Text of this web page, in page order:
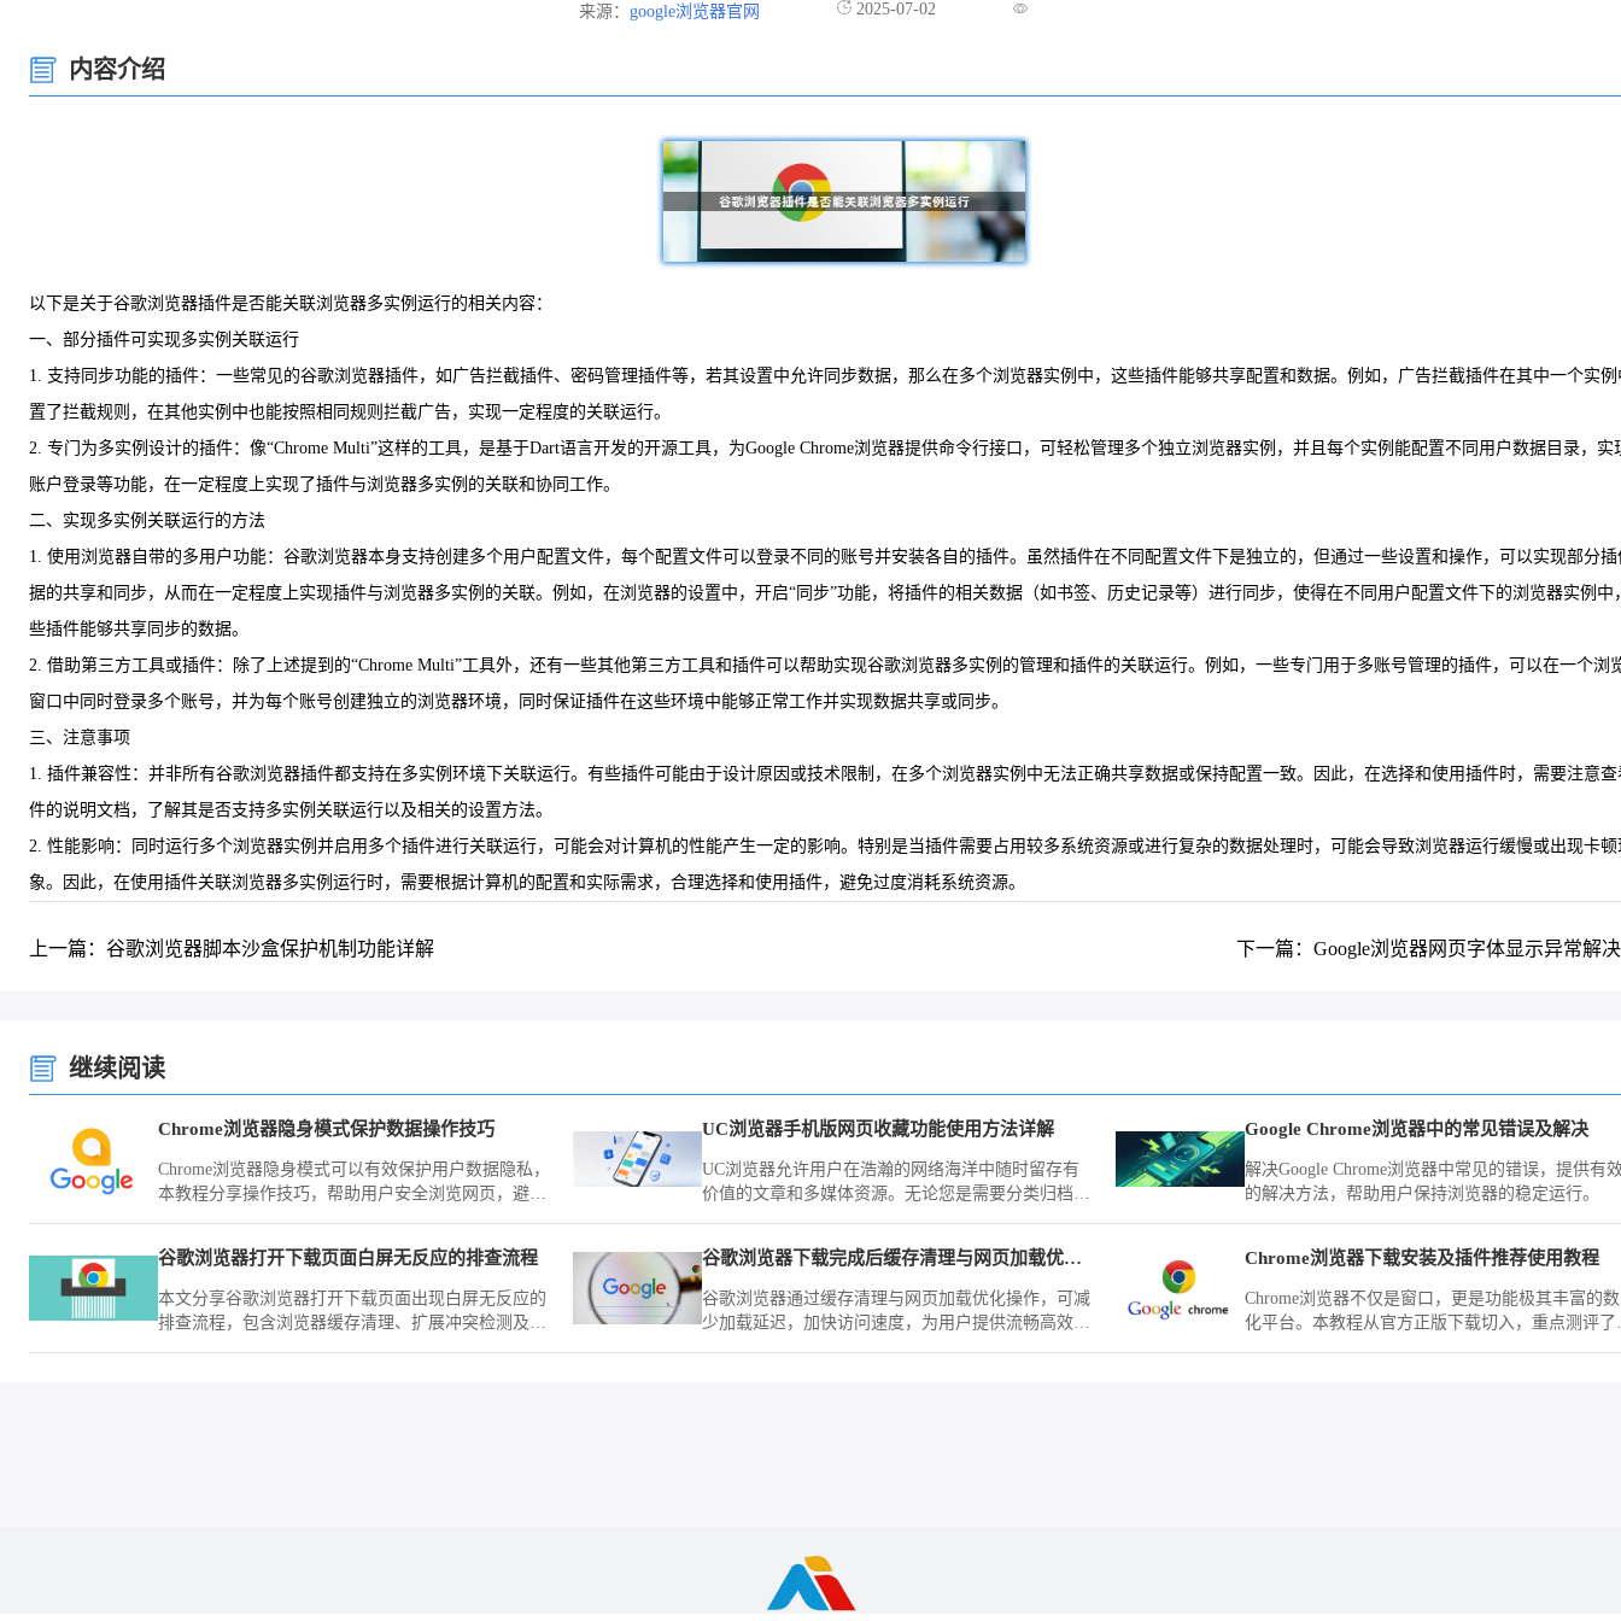
来源： google浏览器官网 2025-07-02
内容介绍
以下是关于谷歌浏览器插件是否能关联浏览器多实例运行的相关内容：
一、部分插件可实现多实例关联运行
1. 支持同步功能的插件：一些常见的谷歌浏览器插件，如广告拦截插件、密码管理插件等，若其设置中允许同步数据，那么在多个浏览器实例中，这些插件能够共享配置和数据。例如，广告拦截插件在其中一个实例
置了拦截规则，在其他实例中也能按照相同规则拦截广告，实现一定程度的关联运行。
2. 专门为多实例设计的插件：像“Chrome Multi”这样的工具，是基于Dart语言开发的开源工具，为Google Chrome浏览器提供命令行接口，可轻松管理多个独立浏览器实例，并且每个实例能配置不同用户数据目录，实
账户登录等功能，在一定程度上实现了插件与浏览器多实例的关联和协同工作。
二、实现多实例关联运行的方法
1. 使用浏览器自带的多用户功能：谷歌浏览器本身支持创建多个用户配置文件，每个配置文件可以登录不同的账号并安装各自的插件。虽然插件在不同配置文件下是独立的，但通过一些设置和操作，可以实现部分插
据的共享和同步，从而在一定程度上实现插件与浏览器多实例的关联。例如，在浏览器的设置中，开启“同步”功能，将插件的相关数据（如书签、历史记录等）进行同步，使得在不同用户配置文件下的浏览器实例中
些插件能够共享同步的数据。
2. 借助第三方工具或插件：除了上述提到的“Chrome Multi”工具外，还有一些其他第三方工具和插件可以帮助实现谷歌浏览器多实例的管理和插件的关联运行。例如，一些专门用于多账号管理的插件，可以在一个浏
窗口中同时登录多个账号，并为每个账号创建独立的浏览器环境，同时保证插件在这些环境中能够正常工作并实现数据共享或同步。
三、注意事项
1. 插件兼容性：并非所有谷歌浏览器插件都支持在多实例环境下关联运行。有些插件可能由于设计原因或技术限制，在多个浏览器实例中无法正确共享数据或保持配置一致。因此，在选择和使用插件时，需要注意查
件的说明文档，了解其是否支持多实例关联运行以及相关的设置方法。
2. 性能影响：同时运行多个浏览器实例并启用多个插件进行关联运行，可能会对计算机的性能产生一定的影响。特别是当插件需要占用较多系统资源或进行复杂的数据处理时，可能会导致浏览器运行缓慢或出现卡顿
象。因此，在使用插件关联浏览器多实例运行时，需要根据计算机的配置和实际需求，合理选择和使用插件，避免过度消耗系统资源。
上一篇：谷歌浏览器脚本沙盒保护机制功能详解 下一篇：Google浏览器网页字体显示异常解
继续阅读
Chrome浏览器隐身模式保护数据操作技巧
Chrome浏览器隐身模式可以有效保护用户数据隐私，
本教程分享操作技巧，帮助用户安全浏览网页，避免
UC浏览器手机版网页收藏功能使用方法详解
UC浏览器允许用户在浩瀚的网络海洋中随时留存有
价值的文章和多媒体资源。无论您是需要分类归档工
间，带给您极简顺滑的资料管理体验。
Google Chrome浏览器中的常见错误及解决
解决Google Chrome浏览器中常见的错误，提供有
的解决方法，帮助用户保持浏览器的稳定运行。
谷歌浏览器打开下载页面白屏无反应的排查流程
本文分享谷歌浏览器打开下载页面出现白屏无反应的
排查流程，包含浏览器缓存清理、扩展冲突检测及网
谷歌浏览器下载完成后缓存清理与网页加载优化教程
谷歌浏览器通过缓存清理与网页加载优化操作，可减
少加载延迟，加快访问速度，为用户提供流畅高效的
Chrome浏览器下载安装及插件推荐使用教程
Chrome浏览器不仅是窗口，更是功能极其丰富的
化平台。本教程从官方正版下载切入，重点测评了